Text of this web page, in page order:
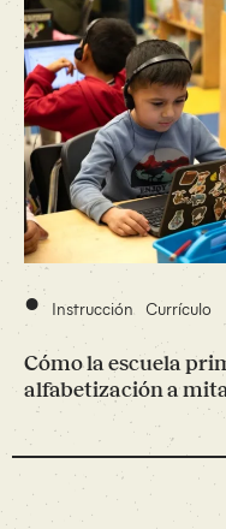
• Instrucción Currículo
Cómo la escuela
alfabetización a